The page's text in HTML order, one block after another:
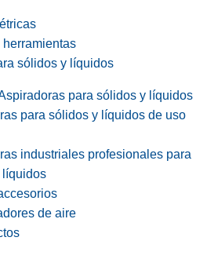
sólidos y líquidos
para sólidos y líquidos
para sólidos y líquidos de uso
industriales profesionales para
líquidos
de aire